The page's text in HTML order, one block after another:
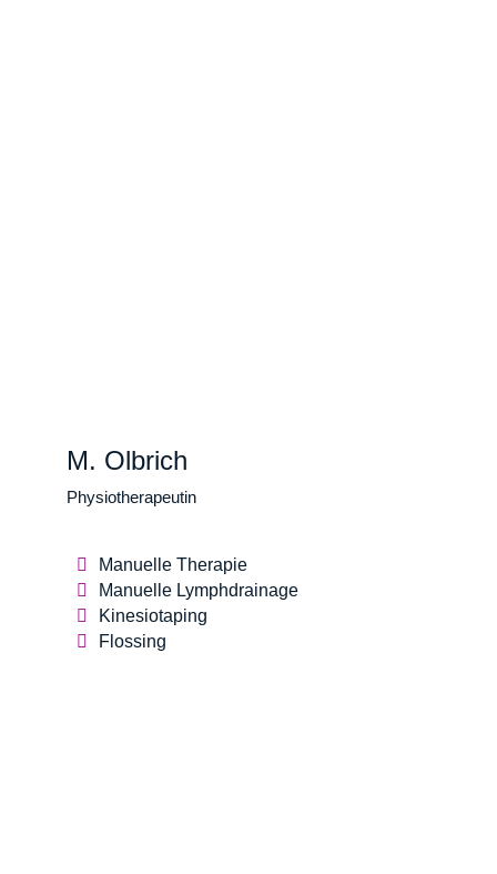
M. Olbrich
Physiotherapeutin
Manuelle Therapie
Manuelle Lymphdrainage
Kinesiotaping
Flossing